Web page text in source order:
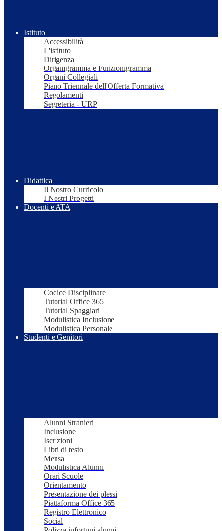
Istituto
Accessibilità
L'istituto
Dirigenza
Organigramma e Funzionigramma
Organi Collegiali
Piano Triennale dell'Offerta Formativa
Regolamenti
Segreteria - URP
Didattica
Il Nostro Curricolo
I Nostri Progetti
Docenti e ATA
Codice Disciplinare
Tutorial Office 365
Tutorial Spaggiari
Modulistica Inclusione
Modulistica Personale
Studenti e Genitori
Alunni Stranieri
Inclusione
Iscrizioni
Libri di testo
Mensa
Modulistica Alunni
Orari Scuole
Orientamento
Presentazione dei plessi
Piattaforma Office 365
Registro Elettronico
Social